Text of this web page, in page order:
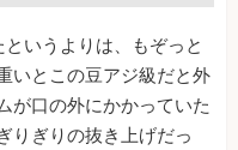
いうよりは、もぞっと
いとこの豆アジ級だと外
が口の外にかかっていた
りぎりの抜き上げだっ